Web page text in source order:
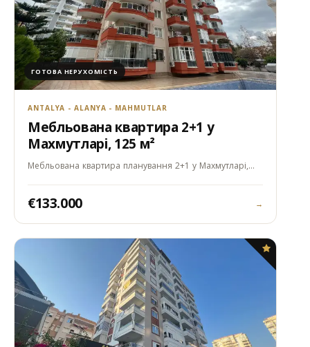
ГОТОВА НЕРУХОМІСТЬ
ANTALYA - ALANYA - MAHMUTLAR
Мебльована квартира 2+1 у
Махмутларі, 125 м²
Мебльована квартира планування 2+1 у Махмутларі,…
€133.000 →